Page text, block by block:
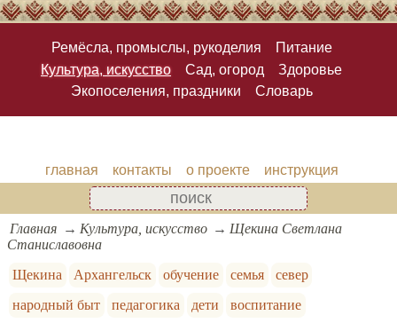
Ремёсла, промыслы, рукоделия
Питание
Культура, искусство
Сад, огород
Здоровье
Экопоселения, праздники
Словарь
главная контакты о проекте инструкция
Главная Культура, искусство
Щекина Светлана
Станиславовна
Щекина
Архангельск обучение семья
север
народный быт
педагогика дети воспитание